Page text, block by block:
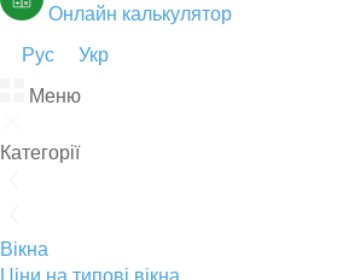
Онлайн калькулятор
Рус
Укр
Меню
Категорії
Вікна